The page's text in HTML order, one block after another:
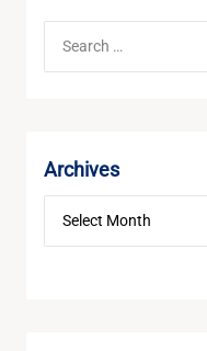
Archives